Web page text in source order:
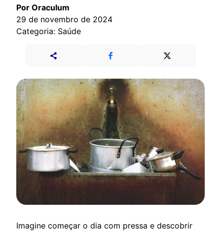
Por Oraculum
29 de novembro de 2024
Categoria: Saúde
Imagine começar o dia com pressa e descobrir